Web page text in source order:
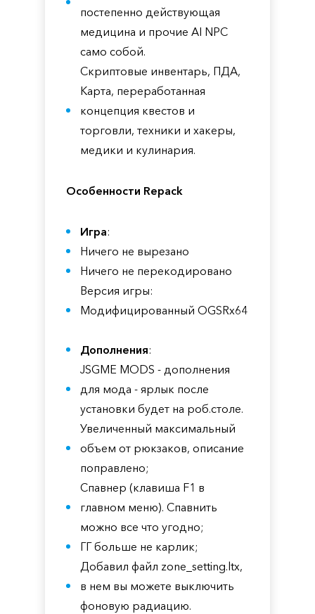
постепенно действующая
медицина и прочие AI NPC
само собой.
Скриптовые инвентарь, ПДА,
Карта, переработанная
концепция квестов и
торговли, техники и хакеры,
медики и кулинария.
Особенности Repack
Игра:
Ничего не вырезано
Ничего не перекодировано
Версия игры:
Модифицированный OGSRх64
Дополнения:
JSGME MODS - дополнения
для мода - ярлык после
установки будет на роб.столе.
Увеличенный максимальный
объем от рюкзаков, описание
поправлено;
Спавнер (клавиша F1 в
главном меню). Спавнить
можно все что угодно;
ГГ больше не карлик;
Добавил файл zone_setting.ltx,
в нем вы можете выключить
фоновую радиацию.